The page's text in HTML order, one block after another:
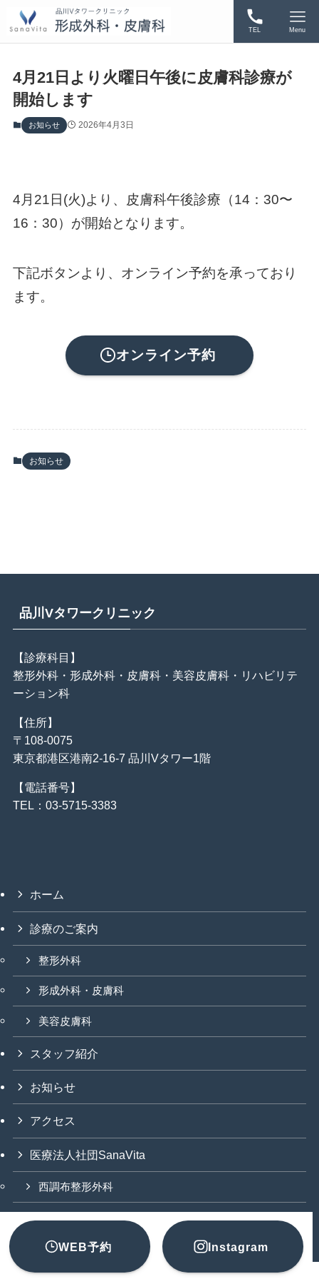
TEL Menu
4月21日より火曜日午後に皮膚科診療が
開始します
お知らせ 2026年4月3日
4月21日(火)より、皮膚科午後診療（14：30〜
16：30）が開始となります。
下記ボタンより、オンライン予約を承っており
ます。
オンライン予約
お知らせ
WEB予約 Instagram
品川Vタワークリニック
【診療科目】
整形外科・形成外科・皮膚科・美容皮膚科・リハビリテ
ーション科
【住所】
〒108-0075
東京都港区港南2-16-7 品川Vタワー1階
【電話番号】
TEL：03-5715-3383
ホーム
診療のご案内
整形外科
形成外科・皮膚科
美容皮膚科
スタッフ紹介
お知らせ
アクセス
医療法人社団SanaVita
西調布整形外科
©Medical Corporation SanaVita All Rights Reserved.